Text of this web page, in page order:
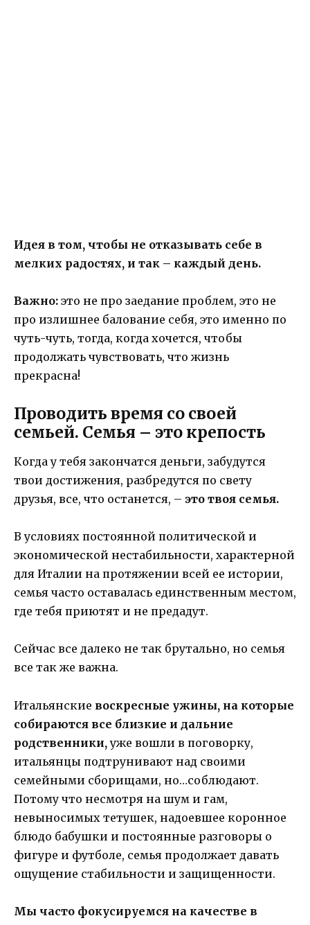
Идея в том, чтобы не отказывать себе в
мелких радостях, и так – каждый день.
Важно: это не про заедание проблем, это не
про излишнее балование себя, это именно по
чуть-чуть, тогда, когда хочется, чтобы
продолжать чувствовать, что жизнь
прекрасна!
Проводить время со своей
семьей. Семья – это крепость
Когда у тебя закончатся деньги, забудутся
твои достижения, разбредутся по свету
друзья, все, что останется, – это твоя семья.
В условиях постоянной политической и
экономической нестабильности, характерной
для Италии на протяжении всей ее истории,
семья часто оставалась единственным местом,
где тебя приютят и не предадут.
Сейчас все далеко не так брутально, но семья
все так же важна.
Итальянские воскресные ужины, на которые
собираются все близкие и дальние
родственники,уже вошли в поговорку,
итальянцы подтрунивают над своими
семейными сборищами, но…соблюдают.
Потому что несмотря на шум и гам,
невыносимых тетушек, надоевшее коронное
блюдо бабушки и постоянные разговоры о
фигуре и футболе, семья продолжает давать
ощущение стабильности и защищенности.
Мы часто фокусируемся на качестве в